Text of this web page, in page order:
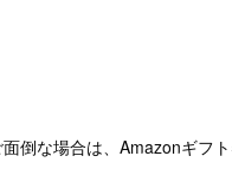
倒な場合は、Amazonギフ